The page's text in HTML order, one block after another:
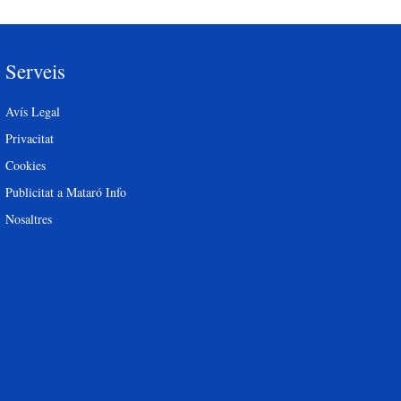
Serveis
Avís Legal
Privacitat
Cookies
Publicitat a Mataró Info
Nosaltres